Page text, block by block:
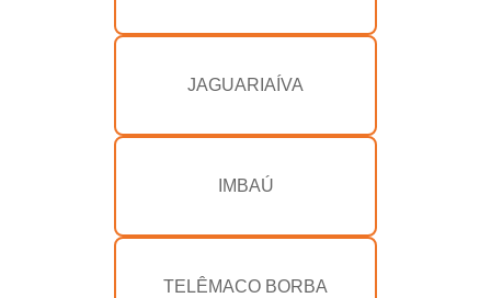
JAGUARIAÍVA
IMBAÚ
TELÊMACO BORBA